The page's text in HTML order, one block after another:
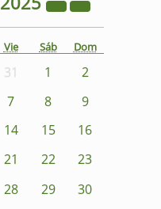
Vie Sáb Dom
31 1
2
7 8
9
14 15
16
21 22
23
28 29
30